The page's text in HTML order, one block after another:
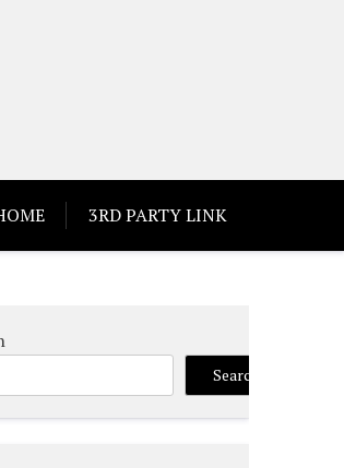
3RD PARTY LINK
Search